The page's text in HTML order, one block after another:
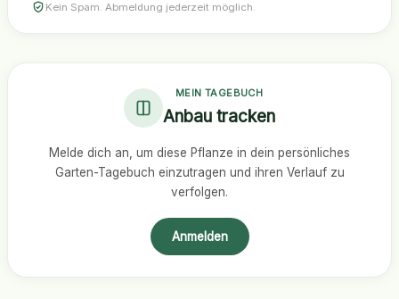
Kein Spam. Abmeldung jederzeit möglich.
MEIN TAGEBUCH
Anbau tracken
Melde dich an, um diese Pflanze in dein persönliches
Garten-Tagebuch einzutragen und ihren Verlauf zu
verfolgen.
Anmelden